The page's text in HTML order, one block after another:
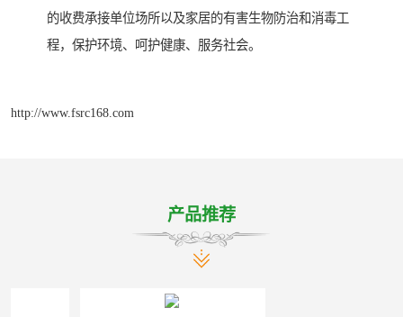
的收费承接单位场所以及家居的有害生物防治和消毒工
程，保护环境、呵护健康、服务社会。
http://www.fsrc168.com
产品推荐